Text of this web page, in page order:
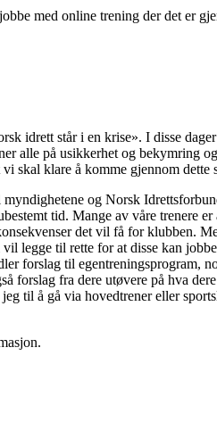
med online trening der det er
idrett står i en krise». I disse
alle på usikkerhet og bekymring
skal klare å komme gjennom dette
og Norsk
tid. Mange av våre trenere
det vil få for klubben.
legge til rette for at disse kan
forslag til egentreningsprogram,
forslag fra dere utøvere på hva
til å gå via hovedtrener eller